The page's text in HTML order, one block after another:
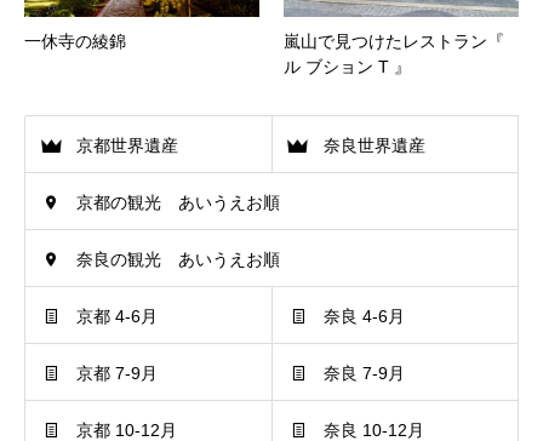
一休寺の綾錦
嵐山で見つけたレストラン『
ル ブション T 』
京都世界遺産 奈良世界遺産
京都の観光 あいうえお順
奈良の観光 あいうえお順
京都 4-6月 奈良 4-6月
京都 7-9月 奈良 7-9月
京都 10-12月 奈良 10-12月